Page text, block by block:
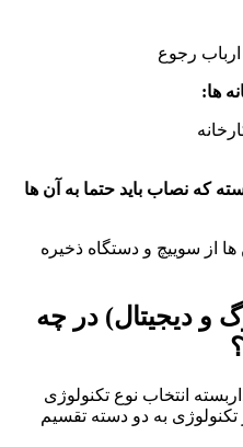
رجوع
ها:
که نصاب باید حتما به آن ها
از سوییچ و دستگاه ذخیره
و دیجیتال) در چه
انتخاب نوع تکنولوژی
به دو دسته تقسیم